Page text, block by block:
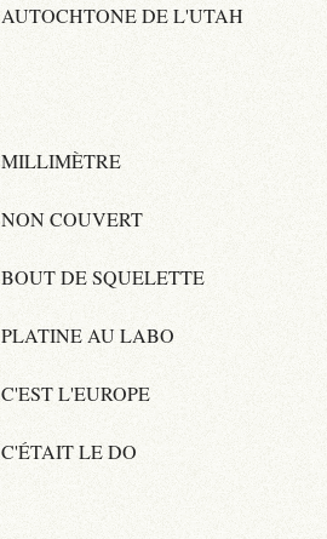
AUTOCHTONE DE L'UTAH
MILLIMÈTRE
NON COUVERT
BOUT DE SQUELETTE
PLATINE AU LABO
C'EST L'EUROPE
C'ÉTAIT LE DO